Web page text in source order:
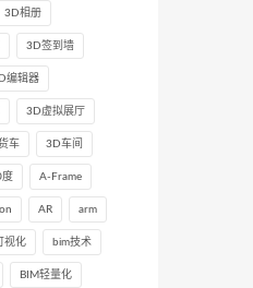
3D相册
3D签到墙
编辑器
3D虚拟展厅
车 3D车间
度 A-Frame
AR arm
视化 bim技术
BIM轻量化